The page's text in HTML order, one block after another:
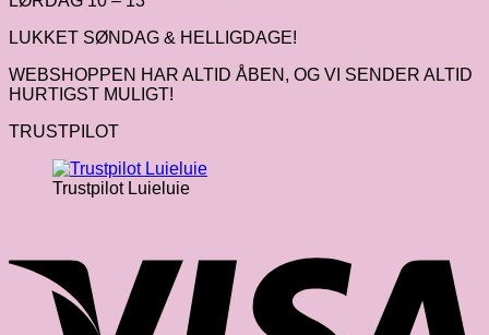
LUKKET SØNDAG & HELLIGDAGE!
WEBSHOPPEN HAR ALTID ÅBEN, OG VI SENDER ALTID
HURTIGST MULIGT!
TRUSTPILOT
Trustpilot Luieluie